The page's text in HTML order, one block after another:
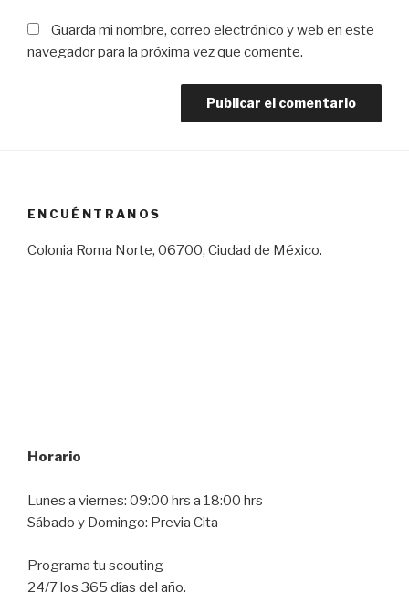
Guarda mi nombre, correo electrónico y web en este
navegador para la próxima vez que comente.
ENCUÉNTRANOS
Colonia Roma Norte, 06700, Ciudad de México.
Horario
Lunes a viernes: 09:00 hrs a 18:00 hrs
Sábado y Domingo: Previa Cita
Programa tu scouting
24/7 los 365 días del año.